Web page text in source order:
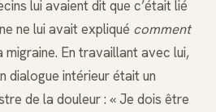
lui avaient dit que c’était lié
ne lui avait expliqué comment
En travaillant avec lui,
dialogue intérieur était un
de la douleur : « Je dois être